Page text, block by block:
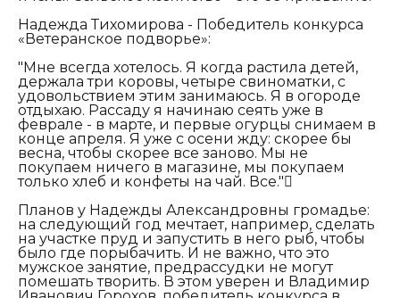
Надежда Тихомирова - Победитель конкурса
«Ветеранское подворье»:
"Мне всегда хотелось. Я когда растила детей,
держала три коровы, четыре свиноматки, с
удовольствием этим занимаюсь. Я в огороде
отдыхаю. Рассаду я начинаю сеять уже в
феврале - в марте, и первые огурцы снимаем в
конце апреля. Я уже с осени жду: скорее бы
весна, чтобы скорее все заново. Мы не
покупаем ничего в магазине, мы покупаем
только хлеб и конфеты на чай. Все."
Планов у Надежды Александровны громадье:
на следующий год мечтает, например, сделать
на участке пруд и запустить в него рыб, чтобы
было где порыбачить. И не важно, что это
мужское занятие, предрассудки не могут
помешать творить. В этом уверен и Владимир